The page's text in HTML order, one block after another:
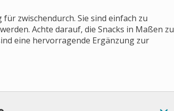
zwischendurch. Sie sind einfach zu
Achte darauf, die Snacks in Maßen zu
eine hervorragende Ergänzung zur